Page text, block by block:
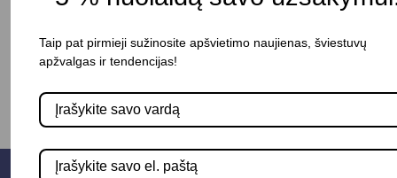
Taip pat pirmieji sužinosite apšvietimo naujienas, šviestuvų
apžvalgas ir tendencijas!